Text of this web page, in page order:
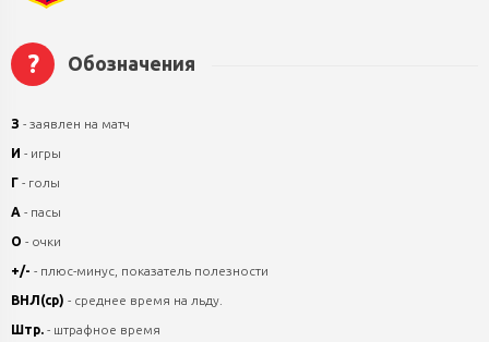
? Обозначения
З - заявлен на матч
И - игры
Г - голы
А - пасы
О - очки
+/- - плюс-минус, показатель полезности
ВНЛ(ср) - среднее время на льду.
Штр. - штрафное время